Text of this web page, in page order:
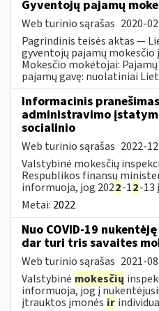
Gyventojų pajamų
Web turinio sąrašas 2020-
Pagrindinis teisės aktas —
gyventojų pajamų
Mokesčio mokėtojai:
pajamų gavę: nuolatiniai
Informacinis
administravimo
socialinio
Web turinio sąrašas 2022-
Valstybinė mokesčių
Respublikos finansų
informuoja, jog 2022-12-13
Metai: 2022
Nuo COVID-19 nukentėję
dar turi tris savaites
Web turinio sąrašas 2021-
Valstybinė mokesčių
informuoja, jog į
įtrauktos įmonės ir